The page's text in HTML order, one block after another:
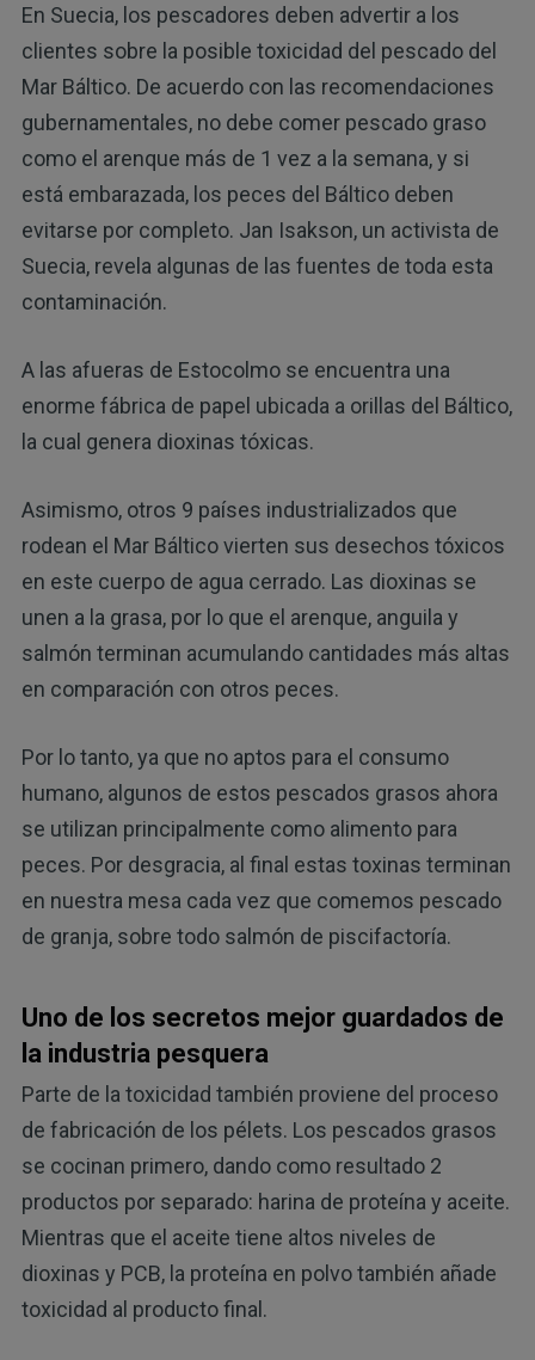
En Suecia, los pescadores deben advertir a los
clientes sobre la posible toxicidad del pescado del
Mar Báltico. De acuerdo con las recomendaciones
gubernamentales, no debe comer pescado graso
como el arenque más de 1 vez a la semana, y si
está embarazada, los peces del Báltico deben
evitarse por completo. Jan Isakson, un activista de
Suecia, revela algunas de las fuentes de toda esta
contaminación.
A las afueras de Estocolmo se encuentra una
enorme fábrica de papel ubicada a orillas del Báltico,
la cual genera dioxinas tóxicas.
Asimismo, otros 9 países industrializados que
rodean el Mar Báltico vierten sus desechos tóxicos
en este cuerpo de agua cerrado. Las dioxinas se
unen a la grasa, por lo que el arenque, anguila y
salmón terminan acumulando cantidades más altas
en comparación con otros peces.
Por lo tanto, ya que no aptos para el consumo
humano, algunos de estos pescados grasos ahora
se utilizan principalmente como alimento para
peces. Por desgracia, al final estas toxinas terminan
en nuestra mesa cada vez que comemos pescado
de granja, sobre todo salmón de piscifactoría.
Uno de los secretos mejor guardados de
la industria pesquera
Parte de la toxicidad también proviene del proceso
de fabricación de los pélets. Los pescados grasos
se cocinan primero, dando como resultado 2
productos por separado: harina de proteína y aceite.
Mientras que el aceite tiene altos niveles de
dioxinas y PCB, la proteína en polvo también añade
toxicidad al producto final.